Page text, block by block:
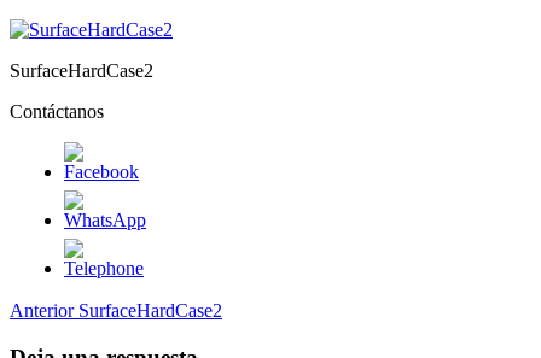
SurfaceHardCase2
Contáctanos
Navegación
de
Entrada
Anterior SurfaceHardCase2